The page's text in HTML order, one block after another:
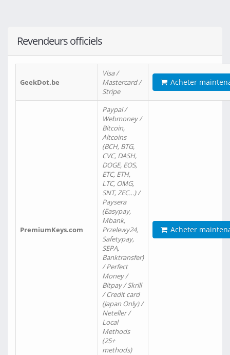
Revendeurs officiels
GeekDot.be
Visa /
Mastercard /
Stripe
Acheter
PremiumKeys.com
Paypal /
Webmoney /
Bitcoin,
Altcoins
(BCH, BTG,
CVC, DASH,
DOGE, EOS,
ETC, ETH,
LTC, OMG,
SNT, ZEC…) /
Paysera
(Easypay,
Mbank,
Przelewy24,
Safetypay,
SEPA,
Banktransfer)
/ Perfect
Money /
Bitpay / Skrill
/ Credit card
(Japan Only) /
Neteller /
Local
Methods
(25+
methods)
Acheter